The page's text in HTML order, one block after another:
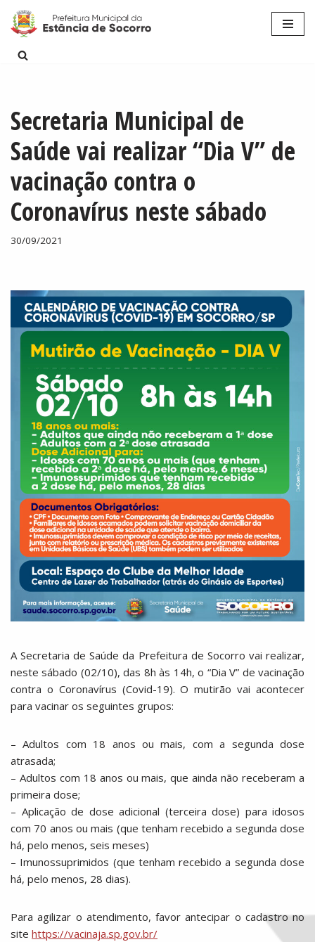
Pular
para
Secretaria Municipal de
Saúde vai realizar “Dia V” de
vacinação contra o
Coronavírus neste sábado
30/09/2021
A Secretaria de Saúde da Prefeitura de Socorro vai realizar,
neste sábado (02/10), das 8h às 14h, o “Dia V” de vacinação
contra o Coronavírus (Covid-19). O mutirão vai acontecer
para vacinar os seguintes grupos:
– Adultos com 18 anos ou mais, com a segunda dose
atrasada;
– Adultos com 18 anos ou mais, que ainda não receberam a
primeira dose;
– Aplicação de dose adicional (terceira dose) para idosos
com 70 anos ou mais (que tenham recebido a segunda dose
há, pelo menos, seis meses)
– Imunossuprimidos (que tenham recebido a segunda dose
há, pelo menos, 28 dias).
Para agilizar o atendimento, favor antecipar o cadastro no
site https://vacinaja.sp.gov.br/